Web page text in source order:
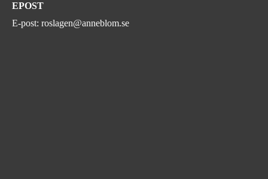
EPOST
E-post: roslagen@anneblom.se